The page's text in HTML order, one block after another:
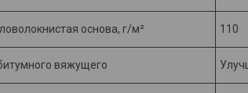
основа, г/м² 110
вяжущего